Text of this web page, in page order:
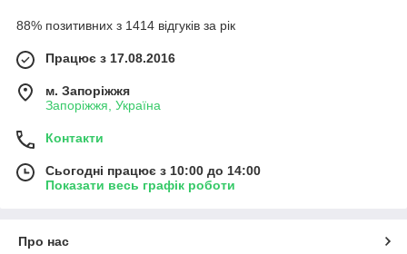
88% позитивних з 1414 відгуків за рік
Працює з 17.08.2016
м. Запоріжжя
Запоріжжя, Україна
Контакти
Сьогодні працює з 10:00 до 14:00
Показати весь графік роботи
Про нас